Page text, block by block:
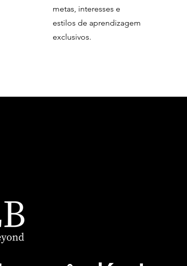
metas, interesses e
estilos de aprendizagem
exclusivos.